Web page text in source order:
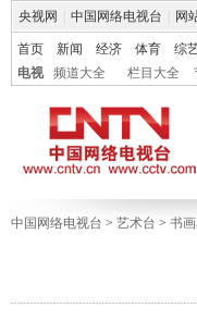
央视网 中国网络电视台 网
首页 新闻 经济 体育 综
电视
频道大全 栏目大全
中国网络电视台 > 艺术台 > 书